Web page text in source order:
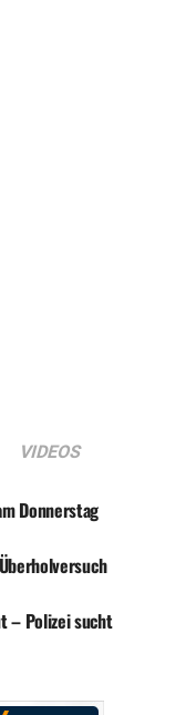
VIDEOS
Donnerstag
– Polizei sucht